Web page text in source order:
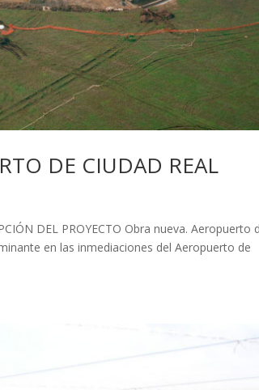
DE CIUDAD REAL
DEL PROYECTO Obra nueva. Aeropuerto
en las inmediaciones del Aeropuerto de